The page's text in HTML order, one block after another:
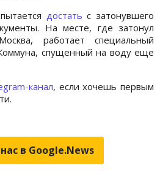
достать с затонувшего
На месте, где затонул
работает специальный
спущенный на воду еще
канал, если хочешь первым
в Google.News